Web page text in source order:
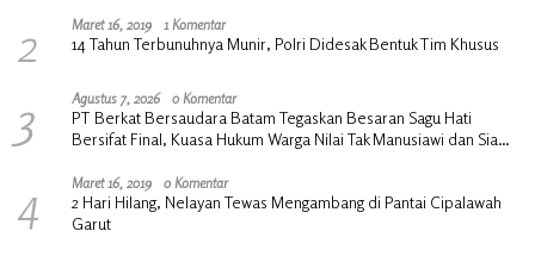
2 Maret 16, 2019 1 Komentar
14 Tahun Terbunuhnya Munir, Polri Didesak Bentuk Tim Khusus
3 Agustus 7, 2026 0 Komentar
PT Berkat Bersaudara Batam Tegaskan Besaran Sagu Hati
Bersifat Final, Kuasa Hukum Warga Nilai Tak Manusiawi dan Siap
4 Maret 16, 2019 0 Komentar
2 Hari Hilang, Nelayan Tewas Mengambang di Pantai Cipalawah
Garut